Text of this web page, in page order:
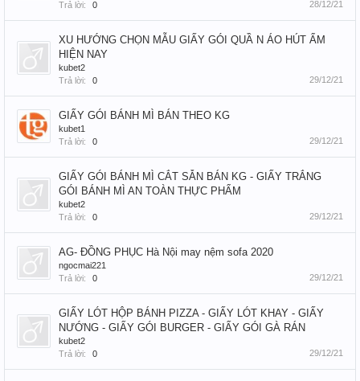
Trả lời:
0 28/12/21
XU HƯỚNG CHỌN MẪU GIẤY GÓI QUẦ N ÁO HÚT ẨM
HIỆN NAY
kubet2
Trả lời:
0 29/12/21
GIẤY GÓI BÁNH MÌ BÁN THEO KG
kubet1
Trả lời:
0 29/12/21
GIẤY GÓI BÁNH MÌ CẮT SẴN BÁN KG - GIẤY TRẮNG
GÓI BÁNH MÌ AN TOÀN THỰC PHẨM
kubet2
Trả lời:
0 29/12/21
AG- ĐỒNG PHỤC Hà Nội may nệm sofa 2020
ngocmai221
Trả lời:
0 29/12/21
GIẤY LÓT HỘP BÁNH PIZZA - GIẤY LÓT KHAY - GIẤY
NƯỚNG - GIẤY GÓI BURGER - GIẤY GÓI GÀ RÁN
kubet2
Trả lời:
0 29/12/21